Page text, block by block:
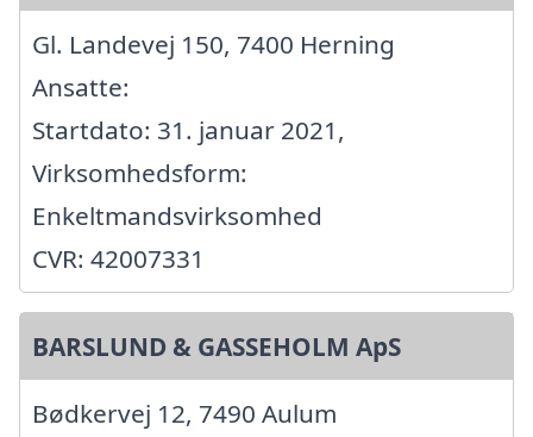
Gl. Landevej 150, 7400 Herning
Ansatte:
Startdato: 31. januar 2021,
Virksomhedsform:
Enkeltmandsvirksomhed
CVR: 42007331
BARSLUND & GASSEHOLM ApS
Bødkervej 12, 7490 Aulum